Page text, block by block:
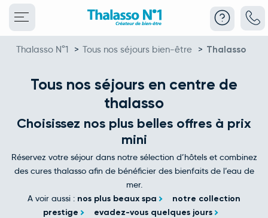
Thalasso N°1 > Tous nos séjours bien-être > Thalasso
Tous nos séjours en centre de
thalasso
Choisissez nos plus belles offres à prix
mini
Réservez votre séjour dans notre sélection d’hôtels et combinez
des cures thalasso afin de bénéficier des bienfaits de l’eau de
mer.
A voir aussi : nos plus beaux spa
notre collection
prestige
evadez-vous quelques jours